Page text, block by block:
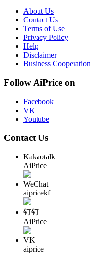
About Us
Contact Us
Terms of Use
Privacy Policy
Help
Disclaimer
Business Cooperation
Follow AiPrice on
Facebook
VK
Youtube
Contact Us
Kakaotalk
AiPrice
WeChat
aipricekf
钉钉
AiPrice
VK
aiprice